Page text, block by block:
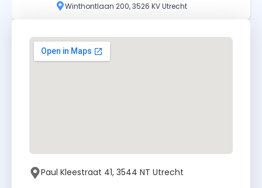
Winthontlaan 200, 3526 KV Utrecht
Paul Kleestraat 41, 3544 NT Utrecht